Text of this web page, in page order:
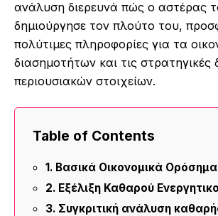
ανάλυση διερευνά πώς ο αστέρας
δημιούργησε τον πλούτο του,
πολύτιμες πληροφορίες για τα
διασημοτήτων και τις στρατηγικές
περιουσιακών στοιχείων.
Table of Contents
Βασικά Οικονομικά
Εξέλιξη Καθαρού
Συγκριτική ανάλυση